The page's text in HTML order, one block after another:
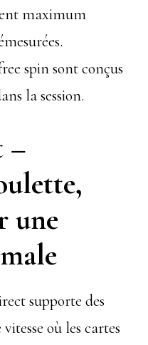
maximum
spin sont conçus
la session.
–
une
supporte des
où les cartes